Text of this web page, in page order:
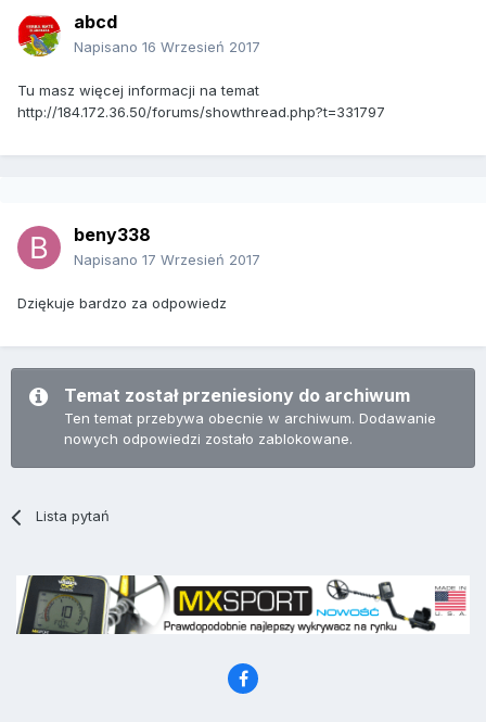
abcd
Napisano 16 Wrzesień 2017
Tu masz więcej informacji na temat
http://184.172.36.50/forums/showthread.php?t=331797
beny338
Napisano 17 Wrzesień 2017
Dziękuje bardzo za odpowiedz
Temat został przeniesiony do archiwum
Ten temat przebywa obecnie w archiwum. Dodawanie
nowych odpowiedzi zostało zablokowane.
Lista pytań